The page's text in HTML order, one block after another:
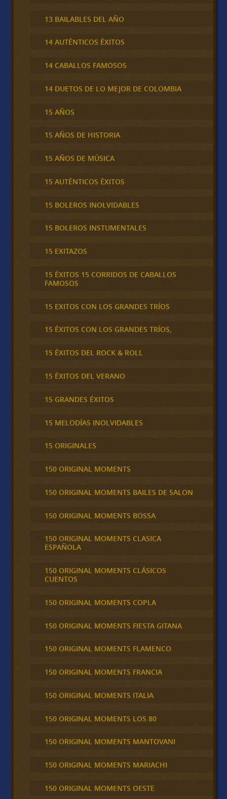
13 BAILABLES DEL AÑO
14 AUTÉNTICOS ÉXITOS
14 CABALLOS FAMOSOS
14 DUETOS DE LO MEJOR DE COLOMBIA
15 AÑOS
15 AÑOS DE HISTORIA
15 AÑOS DE MÚSICA
15 AUTÉNTICOS ÉXITOS
15 BOLEROS INOLVIDABLES
15 BOLEROS INSTUMENTALES
15 EXITAZOS
15 ÉXITOS 15 CORRIDOS DE CABALLOS
FAMOSOS
15 EXITOS CON LOS GRANDES TRÍOS
15 ÉXITOS CON LOS GRANDES TRÍOS,
15 ÉXITOS DEL ROCK & ROLL
15 ÉXITOS DEL VERANO
15 GRANDES ÉXITOS
15 MELODÍAS INOLVIDABLES
15 ORIGINALES
150 ORIGINAL MOMENTS
150 ORIGINAL MOMENTS BAILES DE SALON
150 ORIGINAL MOMENTS BOSSA
150 ORIGINAL MOMENTS CLASICA
ESPAÑOLA
150 ORIGINAL MOMENTS CLÁSICOS
CUENTOS
150 ORIGINAL MOMENTS COPLA
150 ORIGINAL MOMENTS FIESTA GITANA
150 ORIGINAL MOMENTS FLAMENCO
150 ORIGINAL MOMENTS FRANCIA
150 ORIGINAL MOMENTS ITALIA
150 ORIGINAL MOMENTS LOS 80
150 ORIGINAL MOMENTS MANTOVANI
150 ORIGINAL MOMENTS MARIACHI
150 ORIGINAL MOMENTS OESTE